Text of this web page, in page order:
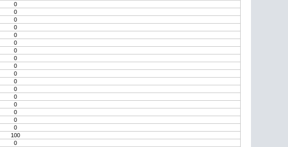
0
0
0
0
0
0
0
0
0
0
0
0
0
0
0
0
0
100
0